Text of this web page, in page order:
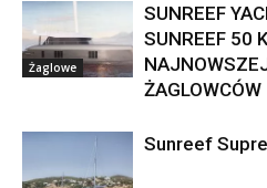
Żaglowe
SUNREEF
SUNREEF 50
ŻAGLOWCÓW
Sunreef